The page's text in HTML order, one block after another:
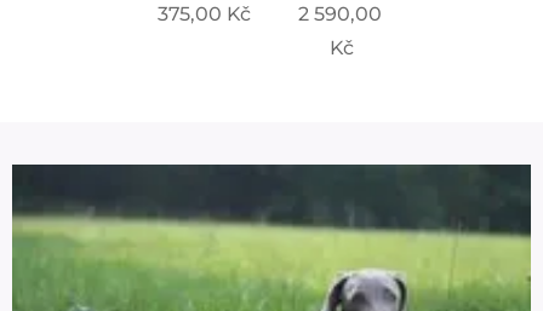
375,00 Kč
2 590,00
Kč